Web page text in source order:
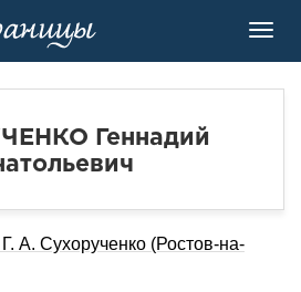
Геннадий
А. Сухорученко (Ростов-на-